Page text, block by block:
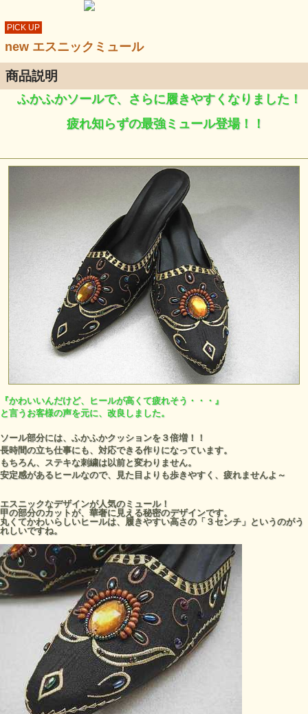
PICK UP
new エスニックミュール
商品説明
ふかふかソールで、さらに履きやすくなりました！
疲れ知らずの最強ミュール登場！！
『かわいいんだけど、ヒールが高くて疲れそう・・・』
と言うお客様の声を元に、改良しました。
ソール部分には、ふかふかクッションを３倍増！！
長時間の立ち仕事にも、対応できる作りになっています。
もちろん、ステキな刺繍は以前と変わりません。
安定感があるヒールなので、見た目よりも歩きやすく、疲れませんよ～
エスニックなデザインが人気のミュール！
甲の部分のカットが、華奢に見える秘密のデザインです。
丸くてかわいらしいヒールは、履きやすい高さの「３センチ」というのがう
れしいですね。